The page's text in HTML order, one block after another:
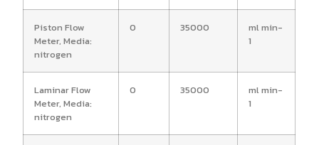
Piston Flow
Meter, Media:
nitrogen
0 35000
ml min-
1
Laminar Flow
Meter, Media:
nitrogen
0 35000
ml min-
1